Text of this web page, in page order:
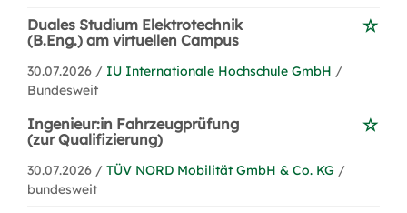
Duales Studium Elektrotechnik
(B.Eng.) am virtuellen Campus
30.07.2026 / IU Internationale Hochschule GmbH /
Bundesweit
Ingenieur:in Fahrzeugprüfung
(zur Qualifizierung)
30.07.2026 / TÜV NORD Mobilität GmbH & Co. KG /
bundesweit